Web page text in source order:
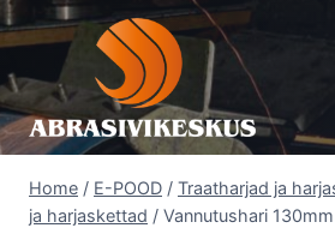
Skip
to
content
Home / E-POOD / Traatharjad ja
ja harjaskettad / Vannutushari